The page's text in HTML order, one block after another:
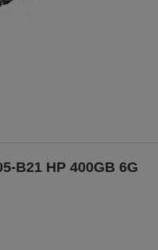
B21 HP 400GB 6G